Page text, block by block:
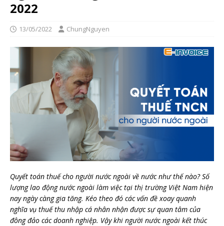
2022
13/05/2022 ChungNguyen
Quyết toán thuế cho người nước ngoài về nước như thế nào? Số
lượng lao động nước ngoài làm việc tại thị trường Việt Nam hiện
nay ngày càng gia tăng. Kéo theo đó các vấn đề xoay quanh
nghĩa vụ thuế thu nhập cá nhân nhận được sự quan tâm của
đông đảo các doanh nghiệp. Vậy khi người nước ngoài kết thúc